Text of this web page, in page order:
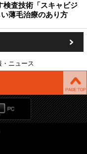
査技術「スキャビジ
薄毛治療のあり方
ニュース